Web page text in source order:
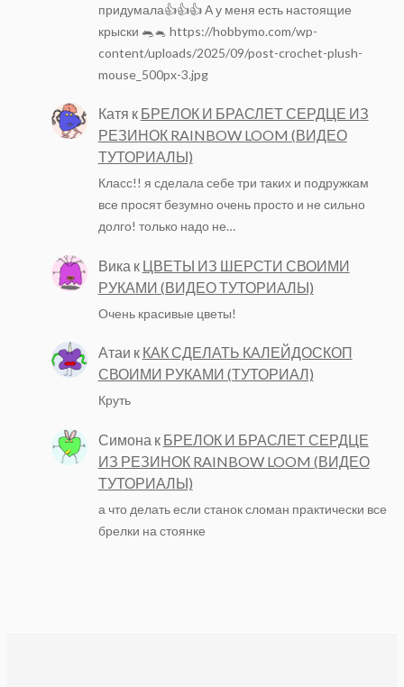
придумала👍👍👍 А у меня есть настоящие
крыски 🐀🐁 https://hobbymo.com/wp-
content/uploads/2025/09/post-crochet-plush-
mouse_500px-3.jpg
Катя к БРЕЛОК И БРАСЛЕТ СЕРДЦЕ ИЗ
РЕЗИНОК RAINBOW LOOM (ВИДЕО
ТУТОРИАЛЫ)
Класс!! я сделала себе три таких и подружкам
все просят безумно очень просто и не сильно
долго! только надо не…
Вика к ЦВЕТЫ ИЗ ШЕРСТИ СВОИМИ
РУКАМИ (ВИДЕО ТУТОРИАЛЫ)
Очень красивые цветы!
Атаи к КАК СДЕЛАТЬ КАЛЕЙДОСКОП
СВОИМИ РУКАМИ (ТУТОРИАЛ)
Круть
Симона к БРЕЛОК И БРАСЛЕТ СЕРДЦЕ
ИЗ РЕЗИНОК RAINBOW LOOM (ВИДЕО
ТУТОРИАЛЫ)
а что делать если станок сломан практически все
брелки на стоянке